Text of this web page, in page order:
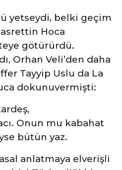
yetseydi, belki geçim
Hoca
götürürdü.
Orhan Veli’den daha
Tayyip Uslu da La
dokunuvermişti:
Onun mu kabahat
bütün yaz.
anlatmaya elverişli